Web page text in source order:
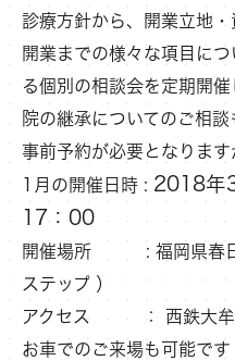
診療方針から、開業立地・
開業までの様々な項目に
る個別の相談会を定期開
院の継承についてのご相
事前予約が必要となります
1月の開催日時 : 2018年
17：00
開催場所 : 福岡県春
ステップ ）
アクセス ： 西鉄大牟田
お車でのご来場も可能です